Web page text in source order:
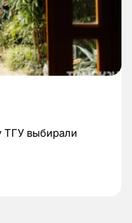
ТГУ выбирали